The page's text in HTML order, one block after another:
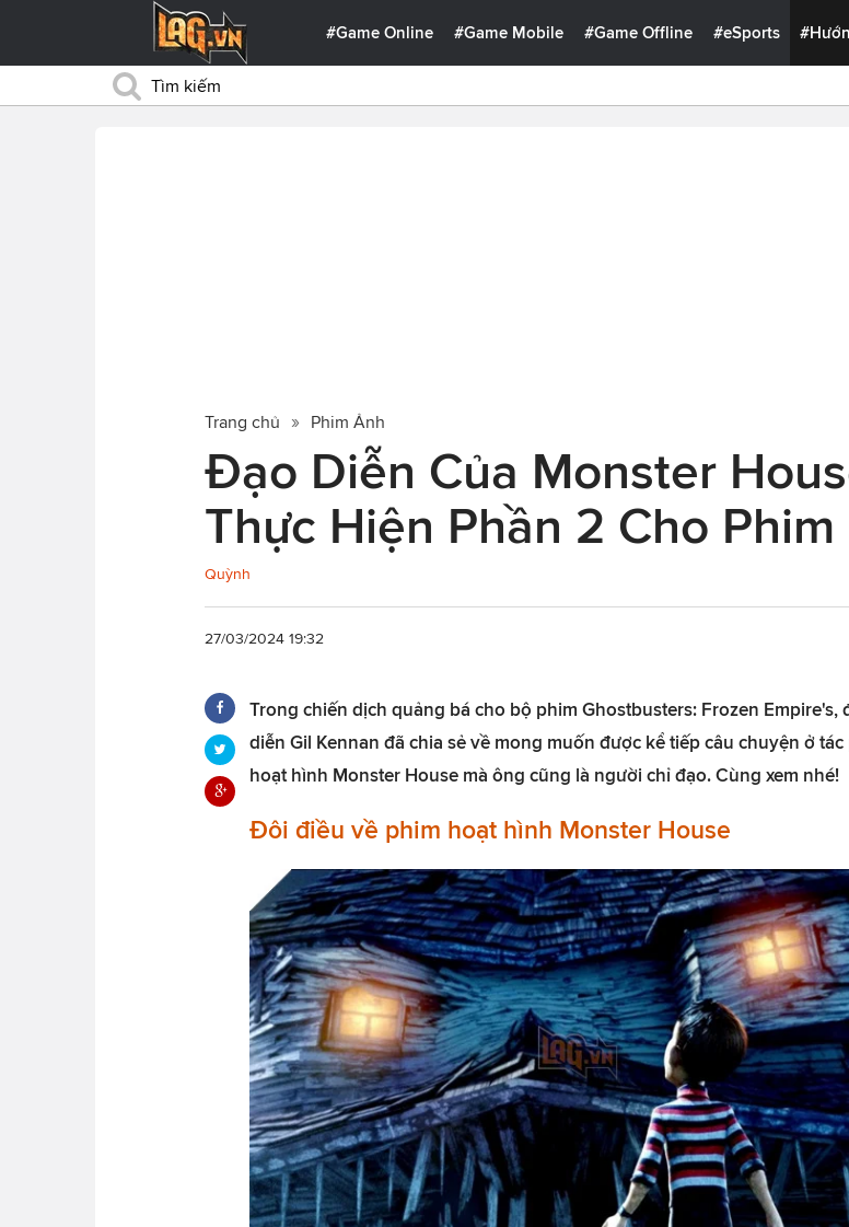
#Game Online #Game Mobile #Game Offline #eSports
Trang chủ Phim Ảnh
Đạo Diễn Của Monster
Thực Hiện Phần 2 Cho Phim
Quỳnh
27/03/2024 19:32
Trong chiến dịch quảng bá cho bộ phim Ghostbusters: Frozen Empire's,
diễn Gil Kennan đã chia sẻ về mong muốn được kể tiếp câu chuyện ở tác
hoạt hình Monster House mà ông cũng là người chỉ đạo. Cùng xem nhé!
Đôi điều về phim hoạt hình Monster House